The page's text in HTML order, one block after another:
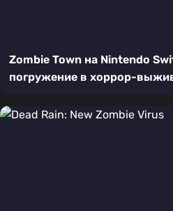
Zombie Town на Nintendo
погружение в хоррор-